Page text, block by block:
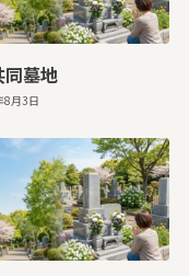
同墓地
8月3日